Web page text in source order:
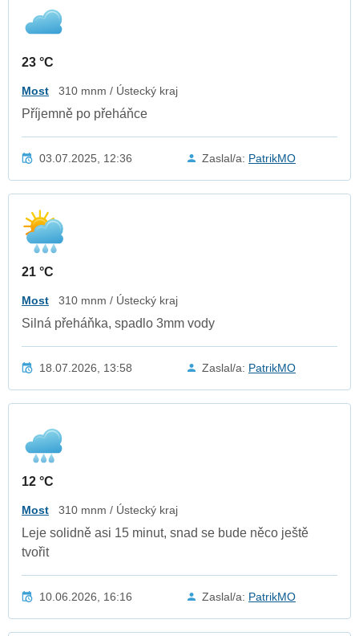
23 °C
Most 310 mnm / Ústecký kraj
Příjemně po přeháňce
03.07.2025, 12:36 Zaslal/a: PatrikMO
21 °C
Most 310 mnm / Ústecký kraj
Silná přeháňka, spadlo 3mm vody
18.07.2026, 13:58 Zaslal/a: PatrikMO
12 °C
Most 310 mnm / Ústecký kraj
Leje solidně asi 15 minut, snad se bude něco ještě
tvořit
10.06.2026, 16:16 Zaslal/a: PatrikMO